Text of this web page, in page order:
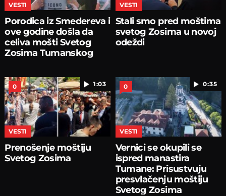
VESTI
Porodica iz Smedereva i
ove godine došla da
celiva mošti Svetog
Zosima Tumanskog
VESTI
Stali smo pred moštima
svetog Zosima u novoj
odeždi
1:03
0
VESTI
Prenošenje moštiju
Svetog Zosima
0:35
0
VESTI
Vernici se okupili se
ispred manastira
Tumane: Prisustvuju
presvlačenju moštiju
Svetog Zosima